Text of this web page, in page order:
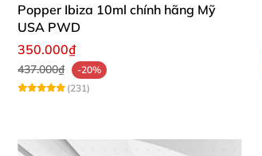
Popper Ibiza 10ml chính hãng Mỹ
USA PWD
350.000₫
437.000₫
-20%
(231)